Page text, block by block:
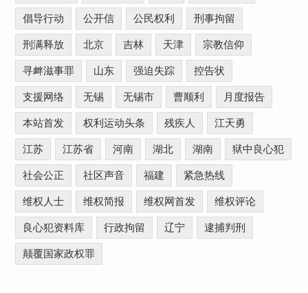
倡导行动 公开信 公民权利 刑事拘留
刑满释放 北京 吉林 天津 宗教信仰
寻衅滋事罪 山东 强迫失踪 控告状
支援网络 无锡 无锡市 曹顺利 月度报告
本站首发 权利运动头条 残疾人 江天勇
江苏 江苏省 河南 湖北 湖南 狱中良心犯
社会公正 社区声音 福建 紧急热线
维权人士 维权简报 维权网首发 维权评论
良心犯资料库 行政拘留 辽宁 逮捕判刑
颠覆国家政权罪